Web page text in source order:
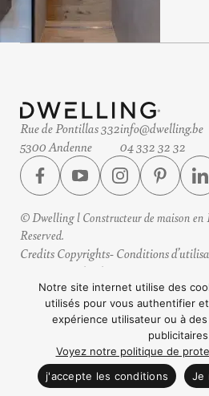
CONTACTEZ NOUS
Rue de Pontillas 332
5300 Andenne
info@dwelling.be
04 332 32 32
© Dwelling l Constructeur de maison
Reserved.
Credits Copyrights Conditions
Protection des données
Notre site internet utilise des
utilisés pour vous authentifier
expérience utilisateur ou à
Voyez notre politique de
j'accepte les conditions
Je